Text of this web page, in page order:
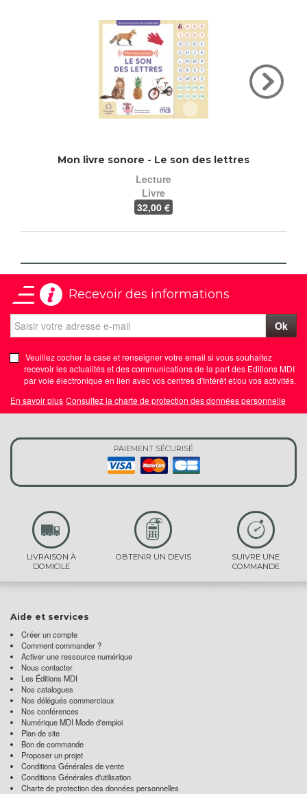
Mon livre sonore - Le son des lettres
Lecture
Livre
32,00 €
Recevoir des informations
Ok
Veuillez cocher la case et renseigner votre email si vous souhaitez
recevoir les actualités et des communications de la part des Editions MDI
par voie électronique en lien avec vos centres d'Intérêt et/ou vos activités.
En savoir plus Consultez la charte de protection des données personnelle
PAIEMENT SÉCURISÉ
LIVRAISON À
DOMICILE
OBTENIR UN DEVIS
SUIVRE UNE
COMMANDE
Aide et services
Créer un compte
Comment commander ?
Activer une ressource numérique
Nous contacter
Les Éditions MDI
Nos catalogues
Nos délégués commerciaux
Nos conférences
Numérique MDI Mode d'emploi
Plan de site
Bon de commande
Proposer un projet
Conditions Générales de vente
Conditions Générales d'utilisation
Charte de protection des données personnelles